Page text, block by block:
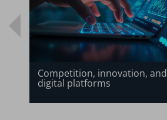
Competition, innovation, and
digital platforms